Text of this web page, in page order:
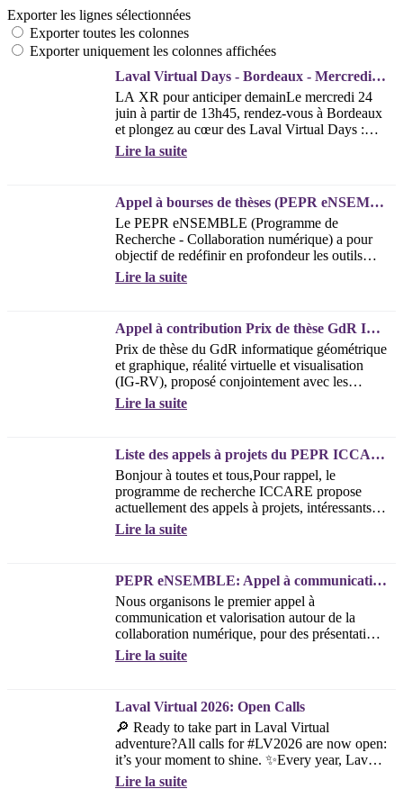
Exporter les lignes sélectionnées
Exporter toutes les colonnes
Exporter uniquement les colonnes affichées
Laval Virtual Days - Bordeaux - Mercredi 24 Juin 2026
LA XR pour anticiper demainLe mercredi 24
juin à partir de 13h45, rendez-vous à Bordeaux
et plongez au cœur des Laval Virtual Days :
l’événement incontournable pour s’inspirer...
Lire la suite
Appel à bourses de thèses (PEPR eNSEMBLE)
Le PEPR eNSEMBLE (Programme de
Recherche - Collaboration numérique) a pour
objectif de redéfinir en profondeur les outils
numériques pour la collaboration. Que ce soit
pour...
Lire la suite
Appel à contribution Prix de thèse GdR IG-RV 2026
Prix de thèse du GdR informatique géométrique
et graphique, réalité virtuelle et visualisation
(IG-RV), proposé conjointement avec les
associations AFIG, AFXR, et EGFRBonjour
à...
Lire la suite
Liste des appels à projets du PEPR ICCARE
Bonjour à toutes et tous,Pour rappel, le
programme de recherche ICCARE propose
actuellement des appels à projets, intéressants
pour la...
Lire la suite
PEPR eNSEMBLE: Appel à communication et valorisation
Nous organisons le premier appel à
communication et valorisation autour de la
collaboration numérique, pour des présentations
qui se tiendront le 3 février 2026 à Rennes,
lors...
Lire la suite
Laval Virtual 2026: Open Calls
🔎 Ready to take part in Laval Virtual
adventure?All calls for #LV2026 are now open:
it’s your moment to shine. ✨Every year, Laval
Virtual brings together thousands of...
Lire la suite